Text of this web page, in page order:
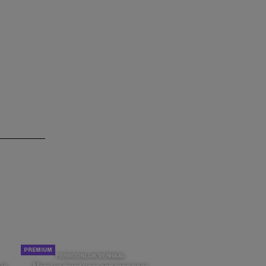
PERSOONLIJK VERHAAL